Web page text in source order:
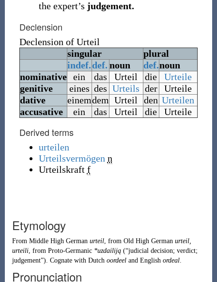
the expert’s judgement.
Declension
Declension of Urteil
singular
plural
indef.def. noun def.noun
nominative
ein das Urteil die
Urteile
genitive
eines des Urteils der
Urteile
dative
einemdem Urteil den Urteilen
accusative
ein das Urteil die Urteile
Derived terms
urteilen
Urteilsvermögen n
Urteilskraft f
Etymology
From Middle High German urteil, from Old High German urteil,
urteili, from Proto-Germanic *uzdailiją (“judicial decision; verdict;
judgement”). Cognate with Dutch oordeeland English ordeal.
Pronunciation